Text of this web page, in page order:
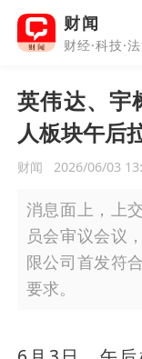
财闻
财经·科技·
英伟达、宇
人板块午后
财闻 2026/06/03
消息面上，上
员会审议会议
限公司首发符
要求。